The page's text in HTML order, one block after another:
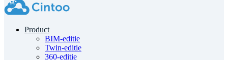
Product
BIM-editie
Twin-editie
360-editie